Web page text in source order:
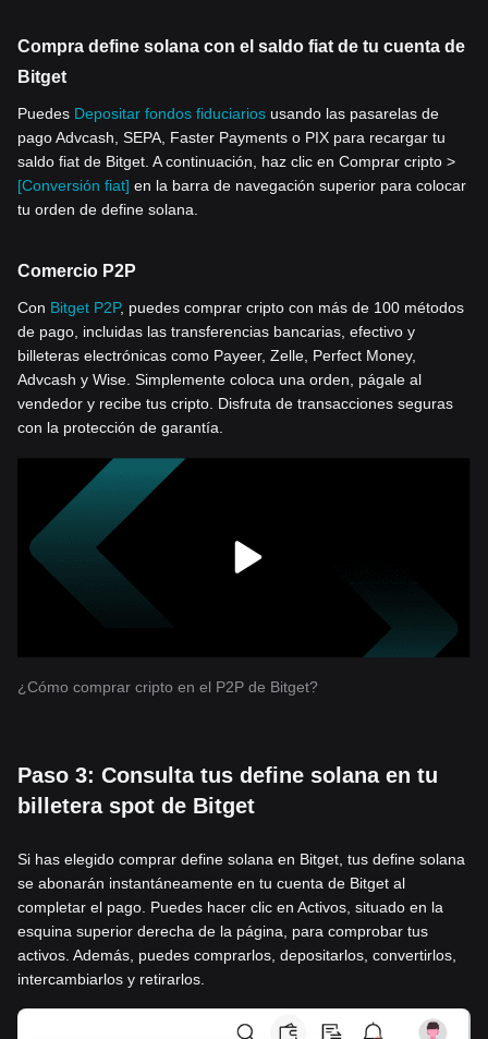
Compra define solana con el saldo fiat de tu cuenta de
Bitget
Puedes Depositar fondos fiduciarios usando las pasarelas de
pago Advcash, SEPA, Faster Payments o PIX para recargar tu
saldo fiat de Bitget. A continuación, haz clic en Comprar cripto >
[Conversión fiat] en la barra de navegación superior para colocar
tu orden de define solana.
Comercio P2P
Con Bitget P2P, puedes comprar cripto con más de 100 métodos
de pago, incluidas las transferencias bancarias, efectivo y
billeteras electrónicas como Payeer, Zelle, Perfect Money,
Advcash y Wise. Simplemente coloca una orden, págale al
vendedor y recibe tus cripto. Disfruta de transacciones seguras
con la protección de garantía.
¿Cómo comprar cripto en el P2P de Bitget?
Paso 3: Consulta tus define solana en tu
billetera spot de Bitget
Si has elegido comprar define solana en Bitget, tus define solana
se abonarán instantáneamente en tu cuenta de Bitget al
completar el pago. Puedes hacer clic en Activos, situado en la
esquina superior derecha de la página, para comprobar tus
activos. Además, puedes comprarlos, depositarlos, convertirlos,
intercambiarlos y retirarlos.